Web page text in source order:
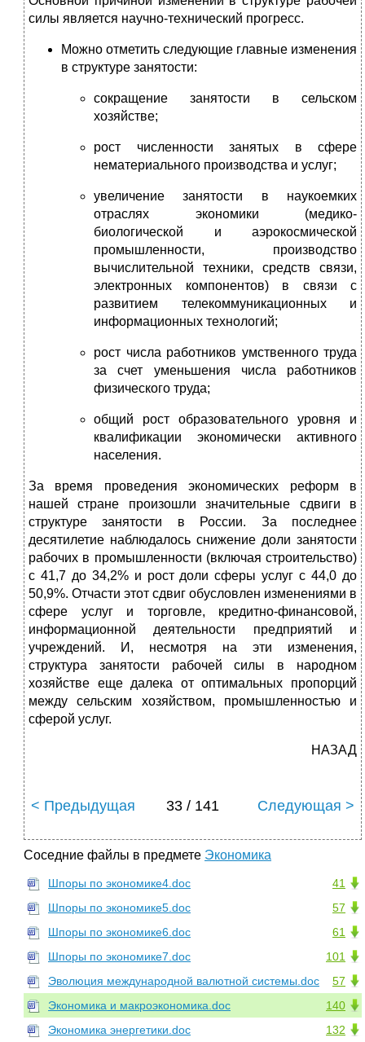
силы является научно-технический прогресс.
Можно отметить следующие главные изменения
в структуре занятости:
сокращение занятости в сельском
хозяйстве;
рост численности занятых в сфере
нематериального производства и услуг;
увеличение занятости в наукоемких
отраслях экономики (медико-
биологической и аэрокосмической
промышленности, производство
вычислительной техники, средств связи,
электронных компонентов) в связи с
развитием телекоммуникационных и
информационных технологий;
рост числа работников умственного труда
за счет уменьшения числа работников
физического труда;
общий рост образовательного уровня и
квалификации экономически активного
населения.
За время проведения экономических реформ в
нашей стране произошли значительные сдвиги в
структуре занятости в России. За последнее
десятилетие наблюдалось снижение доли занятости
рабочих в промышленности (включая строительство)
с 41,7 до 34,2% и рост доли сферы услуг с 44,0 до
50,9%. Отчасти этот сдвиг обусловлен изменениями в
сфере услуг и торговле, кредитно-финансовой,
информационной деятельности предприятий и
учреждений. И, несмотря на эти изменения,
структура занятости рабочей силы в народном
хозяйстве еще далека от оптимальных пропорций
между сельским хозяйством, промышленностью и
сферой услуг.
НАЗАД
< Предыдущая 33 / 141 Следующая >
Соседние файлы в предмете Экономика
41
Шпоры по экономике4.doc
57
Шпоры по экономике5.doc
61
Шпоры по экономике6.doc
101
Шпоры по экономике7.doc
57
Эволюция международной валютной системы.doc
140
Экономика и макроэкономика.doc
132
Экономика энергетики.doc